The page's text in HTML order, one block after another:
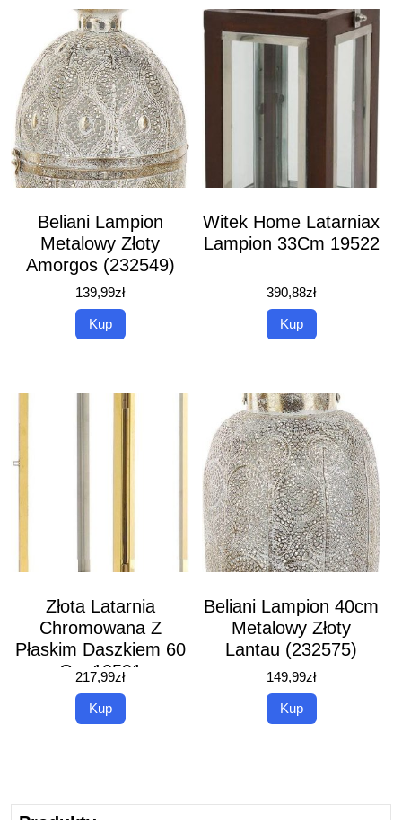
Beliani Lampion
Metalowy Złoty
Amorgos (232549)
139,99zł
Kup
Witek Home Latarniax
Lampion 33Cm 19522
390,88zł
Kup
Złota Latarnia
Chromowana Z
Płaskim Daszkiem 60
Cm 10591
217,99zł
Kup
Beliani Lampion 40cm
Metalowy Złoty
Lantau (232575)
149,99zł
Kup